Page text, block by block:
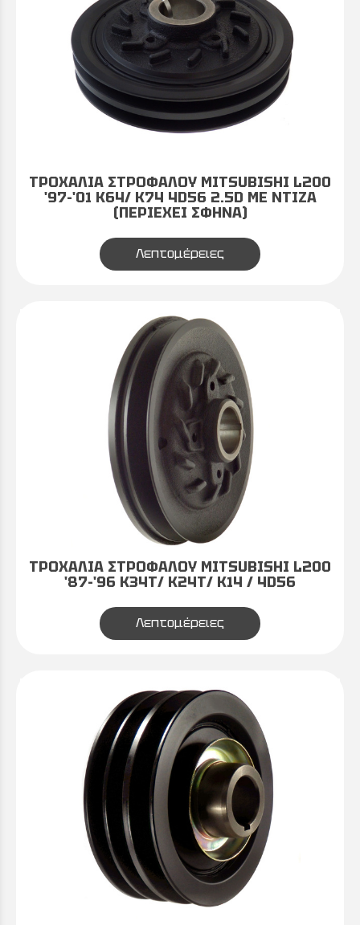
ΤΡΟΧΑΛΙΑ ΣΤΡΟΦΑΛΟΥ MITSUBISHI L200
'97-'01 K64/ K74 4D56 2.5D ΜΕ ΝΤΙΖΑ
(ΠΕΡΙΕΧΕΙ ΣΦΗΝΑ)
Λεπτομέρειες
ΤΡΟΧΑΛΙΑ ΣΤΡΟΦΑΛΟΥ MITSUBISHI L200
'87-'96 K34T/ K24T/ K14 / 4D56
Λεπτομέρειες